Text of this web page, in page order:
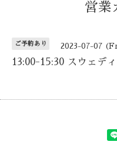
営業
ご予約あり 2023-07-07
13:00-15:30 スウェデ